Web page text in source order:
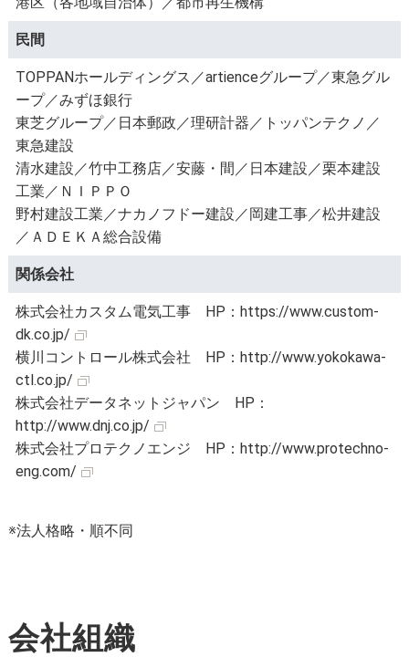
民間
TOPPANホールディングス／artienceグループ／東急グル
ープ／みずほ銀行
東芝グループ／日本郵政／理研計器／トッパンテクノ／
東急建設
清水建設／竹中工務店／安藤・間／日本建設／栗本建設
工業／ＮＩＰＰＯ
野村建設工業／ナカノフドー建設／岡建工事／松井建設
／ＡＤＥＫＡ総合設備
関係会社
株式会社カスタム電気工事 HP： https://www.custom-
dk.co.jp/
横川コントロール株式会社 HP： http://www.yokokawa-
ctl.co.jp/
株式会社データネットジャパン HP：
http://www.dnj.co.jp/
株式会社プロテクノエンジ HP： http://www.protechno-
eng.com/
※法人格略・順不同
会社組織